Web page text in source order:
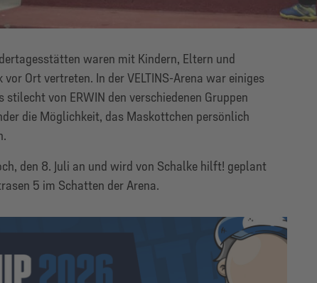
waren mit Kindern, Eltern und
Ort vertreten. In der VELTINS-Arena war einiges
stilecht von ERWIN den verschiedenen Gruppen
die Möglichkeit, das Maskottchen persönlich
den 8. Juli an und wird von Schalke hilft! geplant
5 im Schatten der Arena.